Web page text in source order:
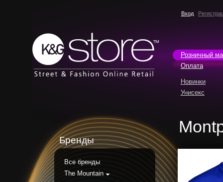
Вход
Розничный
Оплата
Новинки
Унисекс
Бренды
Все бренды
The Mountain